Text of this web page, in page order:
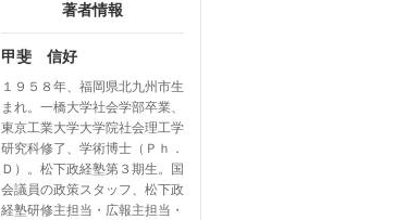
著者情報
甲斐 信好
１９５８年、福岡県北九州市生
まれ。一橋大学社会学部卒業、
東京工業大学大学院社会理工学
研究科修了、学術博士（Ｐｈ．
Ｄ）。松下政経塾第３期生。国
会議員の政策スタッフ、松下政
経塾研修主担当・広報主担当・